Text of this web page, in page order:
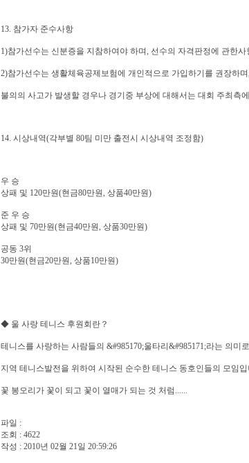
13. 참가자 준수사항
1)참가선수는 신분증을 지참하여야 하며, 선수의 자격판정에 관한
2)참가선수는 생활체육공제보험에 개인적으로 가입하기를 권장하
불의의 사고가 발생할 경우나 경기중 부상에 대해서는 대회 주최측
14. 시상내역(각부별 80팀 미만 출전시 시상내역 조정함)
우 승
상패 및 120만원(현금80만원, 상품40만원)
준 우 승
상패 및 70만원(현금40만원, 상품30만원)
공동 3위
30만원(현금20만원, 상품10만원)
◆ 울 사랑 테니스 후원회란？
테니스를 사랑하는 사람들의 &#985170;울타리&#985171;라는 의미
지역 테니스발전을 위하여 시작된 순수한 테니스 동호인들의 모임입
꽃 봉오리가 꽃이 되고 꽃이 열매가 되는 것 처럼......
파일 :
조회 : 4622
작성 : 2010년 02월 21일 20:59:26